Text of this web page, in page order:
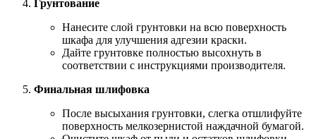
Грунтование
Нанесите слой грунтовки на всю поверхность
шкафа для улучшения адгезии краски.
Дайте грунтовке полностью высохнуть в
соответствии с инструкциями производителя.
Финальная шлифовка
После высыхания грунтовки, слегка отшлифуйте
поверхность мелкозернистой наждачной бумагой.